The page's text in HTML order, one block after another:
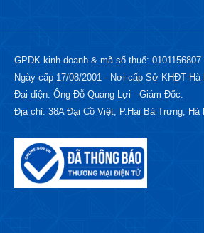
GPDK kinh doanh & mã số thuế: 0101156807
Ngày cấp 17/08/2001 - Nơi cấp Sở KHĐT Hà
Đại diện: Ông Đỗ Quang Lợi - Giám Đốc.
Địa chỉ: 38A Đại Cồ Việt, P.Hai Bà Trưng, Hà